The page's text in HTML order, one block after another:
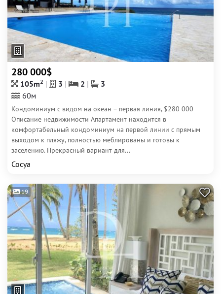
280 000$
105m2 3 2
3
60м
Кондоминиум с видом на океан – первая линия, $280 000
Описание недвижимости Апартамент находится в
комфортабельный кондоминиум на первой линии с прямым
выходом к пляжу, полностью меблированы и готовы к
заселению. Прекрасный вариант для...
Сосуа
19